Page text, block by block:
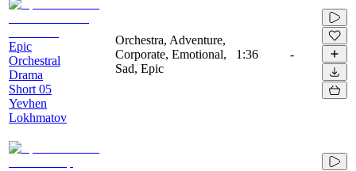
Epic
Orchestral
Drama
Short 05
Yevhen
Lokhmatov
Orchestra, Adventure,
Corporate, Emotional,
Sad, Epic
1:36 -